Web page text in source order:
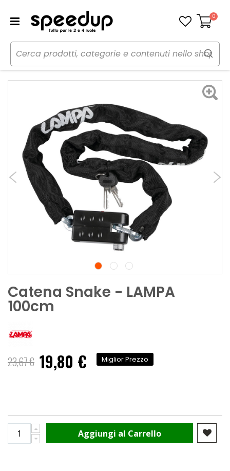
Carrello
0
Home Moto Antifurto
Catene e bloccadisco
Catena Snake - LAMPA
Catena Snake - LAMPA
100cm
23,67 € Prezzo
speciale
19,80 € Miglior Prezzo
Aggiungi al Carrello